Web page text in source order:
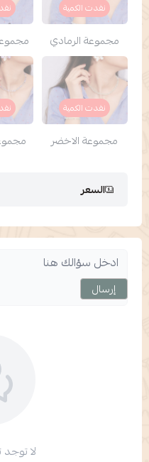
نفدت الكمية
مجموعة الرمادي
نفدت الكمية
مجموعة الاخضر
السعر
إرسال
لا توجد